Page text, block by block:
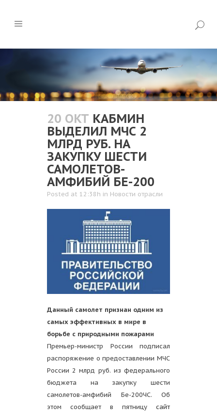
20 ОКТ КАБМИН
ВЫДЕЛИЛ МЧС 2
МЛРД РУБ. НА
ЗАКУПКУ ШЕСТИ
САМОЛЕТОВ-
АМФИБИЙ БЕ-200
Posted at 12:38h in Новости отрасли
Данный самолет признан одним из
самых эффективных в мире в
борьбе с природными пожарами
Премьер-министр России подписал
распоряжение о предоставлении МЧС
России 2 млрд руб. из федерального
бюджета на закупку шести
самолетов-амфибий Бе-200ЧС. Об
этом сообщает в пятницу сайт